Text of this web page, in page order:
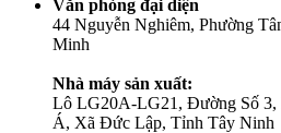
Văn phòng đại diện
44 Nguyễn Nghiêm, Phường
Minh
Nhà máy sản xuất:
Lô LG20A-LG21, Đường Số 3,
Á, Xã Đức Lập, Tỉnh Tây Ninh